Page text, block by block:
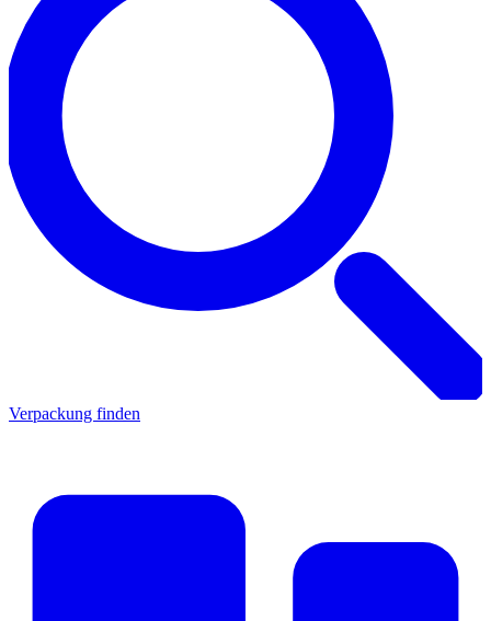
Verpackung finden